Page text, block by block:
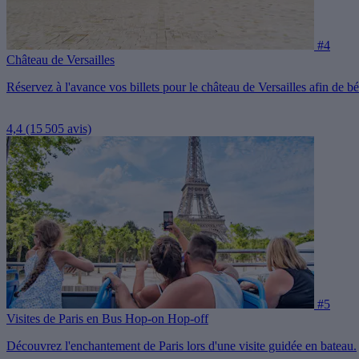
#4
Château de Versailles
Réservez à l'avance vos billets pour le château de Versailles afin de
4,4 (15 505 avis)
#5
Visites de Paris en Bus Hop-on Hop-off
Découvrez l'enchantement de Paris lors d'une visite guidée en bateau.